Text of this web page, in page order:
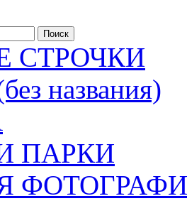
СТРОЧКИ
названия)
ПАРКИ